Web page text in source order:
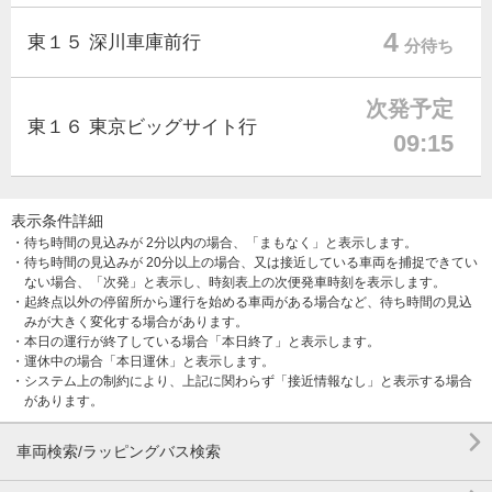
東１５ 深川車庫前行 4 分待ち
東１６ 東京ビッグサイト行
次発予定
09:15
表示条件詳細
・待ち時間の見込みが 2分以内の場合、「まもなく」と表示します。
・待ち時間の見込みが 20分以上の場合、又は接近している車両を捕捉できてい
ない場合、「次発」と表示し、時刻表上の次便発車時刻を表示します。
・起終点以外の停留所から運行を始める車両がある場合など、待ち時間の見込
みが大きく変化する場合があります。
・本日の運行が終了している場合「本日終了」と表示します。
・運休中の場合「本日運休」と表示します。
・システム上の制約により、上記に関わらず「接近情報なし」と表示する場合
があります。
車両検索/ラッピングバス検索
